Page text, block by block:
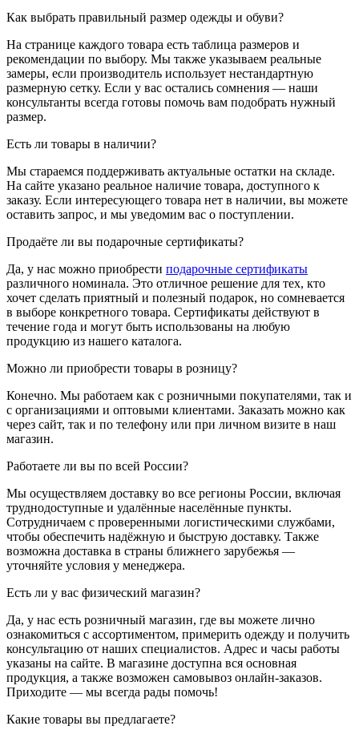
Как выбрать правильный размер одежды и обуви?
На странице каждого товара есть таблица размеров и
рекомендации по выбору. Мы также указываем реальные
замеры, если производитель использует нестандартную
размерную сетку. Если у вас остались сомнения — наши
консультанты всегда готовы помочь вам подобрать нужный
размер.
Есть ли товары в наличии?
Мы стараемся поддерживать актуальные остатки на складе.
На сайте указано реальное наличие товара, доступного к
заказу. Если интересующего товара нет в наличии, вы можете
оставить запрос, и мы уведомим вас о поступлении.
Продаёте ли вы подарочные сертификаты?
Да, у нас можно приобрести подарочные сертификаты
различного номинала. Это отличное решение для тех, кто
хочет сделать приятный и полезный подарок, но сомневается
в выборе конкретного товара. Сертификаты действуют в
течение года и могут быть использованы на любую
продукцию из нашего каталога.
Можно ли приобрести товары в розницу?
Конечно. Мы работаем как с розничными покупателями, так и
с организациями и оптовыми клиентами. Заказать можно как
через сайт, так и по телефону или при личном визите в наш
магазин.
Работаете ли вы по всей России?
Мы осуществляем доставку во все регионы России, включая
труднодоступные и удалённые населённые пункты.
Сотрудничаем с проверенными логистическими службами,
чтобы обеспечить надёжную и быструю доставку. Также
возможна доставка в страны ближнего зарубежья —
уточняйте условия у менеджера.
Есть ли у вас физический магазин?
Да, у нас есть розничный магазин, где вы можете лично
ознакомиться с ассортиментом, примерить одежду и получить
консультацию от наших специалистов. Адрес и часы работы
указаны на сайте. В магазине доступна вся основная
продукция, а также возможен самовывоз онлайн-заказов.
Приходите — мы всегда рады помочь!
Какие товары вы предлагаете?